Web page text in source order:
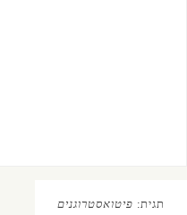
תגית: פיטואסטרוגנים